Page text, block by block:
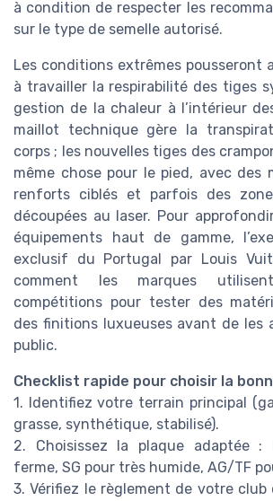
à condition de respecter les
sur le type de semelle autorisé.
Les conditions extrêmes pousseront
à travailler la respirabilité des tiges
gestion de la chaleur à l’intérieur
maillot technique gère la
corps ; les nouvelles tiges des
même chose pour le pied, avec des
renforts ciblés et parfois des
découpées au laser. Pour
équipements haut de gamme,
exclusif du Portugal par Louis
comment les marques
compétitions pour tester des
des finitions luxueuses avant de les
public.
Checklist rapide pour choisir la
1. Identifiez votre terrain principal
grasse, synthétique, stabilisé).
2. Choisissez la plaque adaptée :
ferme, SG pour très humide, AG/TF
3. Vérifiez le règlement de votre